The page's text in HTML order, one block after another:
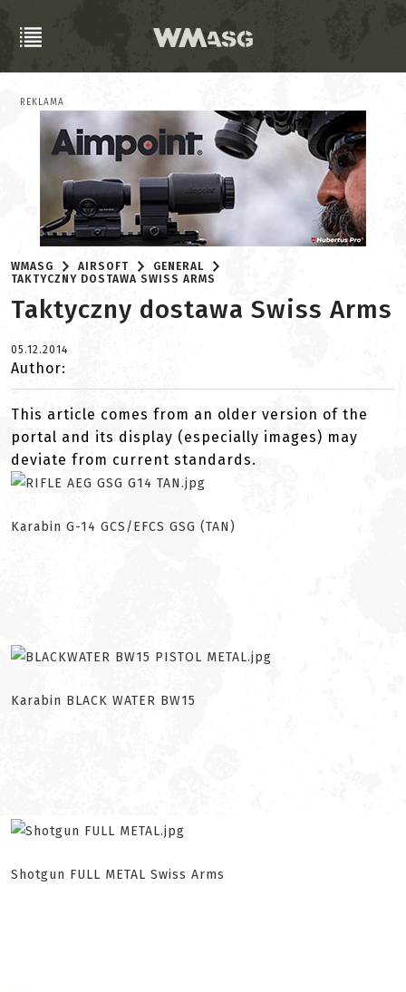
REKLAMA
WMASG AIRSOFT
GENERAL
TAKTYCZNY DOSTAWA SWISS ARMS
Taktyczny dostawa Swiss Arms
05.12.2014
Author:
This article comes from an older version of the
portal and its display (especially images) may
deviate from current standards.
Karabin G-14 GCS/EFCS GSG (TAN)
Karabin BLACK WATER BW15
Shotgun FULL METAL Swiss Arms